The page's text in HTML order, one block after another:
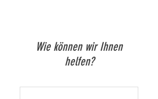
Wie können wir Ihnen
helfen?